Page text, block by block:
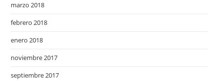
marzo 2018
febrero 2018
enero 2018
noviembre 2017
septiembre 2017